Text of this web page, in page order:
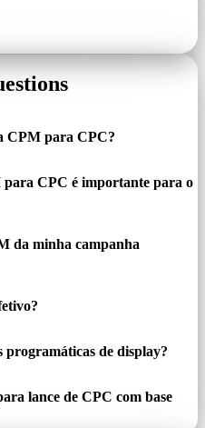
CPM para CPC?
CPC é importante para o
da minha campanha
programáticas de display?
lance de CPC com base